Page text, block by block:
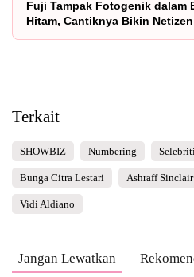
Fuji Tampak Fotogenik dalam
Hitam, Cantiknya Bikin
Terkait
SHOWBIZ Numbering
Bunga Citra Lestari Ashraff
Vidi Aldiano
Jangan Lewatkan